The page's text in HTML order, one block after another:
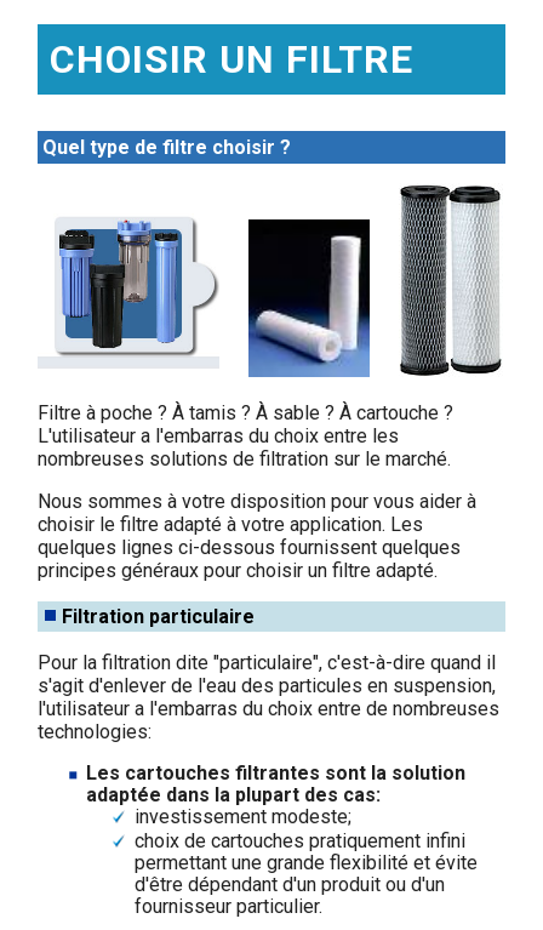
CHOISIR UN FILTRE
Quel type de filtre choisir ?
Filtre à poche ? À tamis ? À sable ? À cartouche ?
L'utilisateur a l'embarras du choix entre les
nombreuses solutions de filtration sur le marché.
Nous sommes à votre disposition pour vous aider à
choisir le filtre adapté à votre application. Les
quelques lignes ci-dessous fournissent quelques
principes généraux pour choisir un filtre adapté.
Filtration particulaire
Pour la filtration dite "particulaire", c'est-à-dire quand il
s'agit d'enlever de l'eau des particules en suspension,
l'utilisateur a l'embarras du choix entre de nombreuses
technologies:
Les cartouches filtrantes sont la solution
adaptée dans la plupart des cas:
investissement modeste;
choix de cartouches pratiquement infini
permettant une grande flexibilité et évite
d'être dépendant d'un produit ou d'un
fournisseur particulier.